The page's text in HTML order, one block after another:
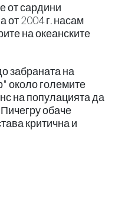
от сардини
от 2004 г. насам
на океанските
забраната на
около големите
на популацията да
обаче
критична и